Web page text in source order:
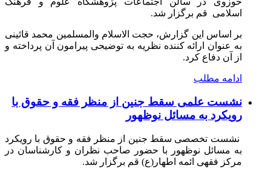
اسلامی قم برگزار شد.
بر اساس این گزارش، حجت الاسلام والمسلمین محمد قائینی
به عنوان ارائه کننده نظریه به توضیحی پیرامون آن پرداخته و
از آن دفاع کرد.
ادامه مطلب
نشست علمی سقط جنین از منظر فقه و حقوق با
رویکرد به مسائل نوظهور
نشست تخصصی سقط جنین از منظر فقه و حقوق با رویکرد
به مسائل نوظهور
با حضور صاحب نظران و کارشناسان در
مرکز فقهی ائمه اطهار(ع) قم برگزار شد.